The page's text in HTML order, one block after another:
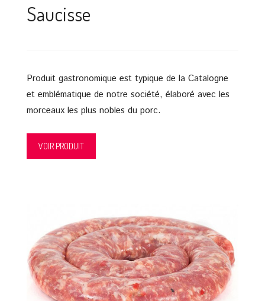
Saucisse
Produit gastronomique est typique de la Catalogne
et emblématique de notre société, élaboré avec les
morceaux les plus nobles du porc.
VOIR PRODUIT